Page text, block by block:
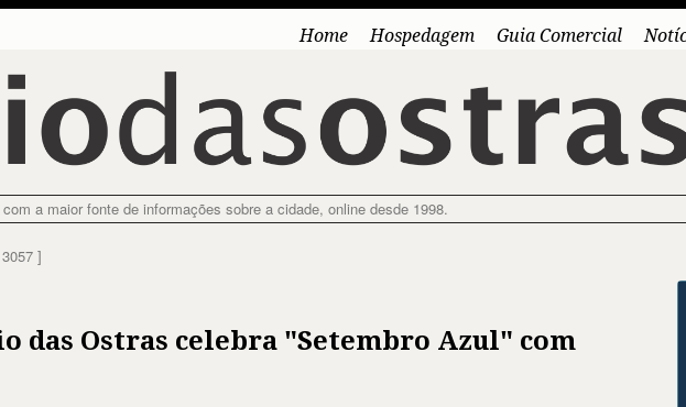
Home Hospedagem Guia Comercial
a maior fonte de informações sobre a cidade, online desde 1998.
]
das Ostras celebra "Setembro Azul" com